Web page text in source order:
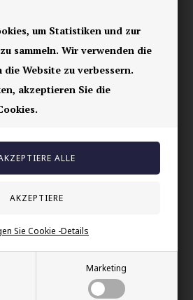
um Statistiken und zur
sammeln. Wir verwenden die
Website zu verbessern.
akzeptieren Sie die
Marketing
Sie Cookie -Details
Speichern
oder Trauring aus mattiertem
von 6 mm – geschaffen für Paare, die
mit polierten Kanten verleiht
Sie die Größe für jeden einzelnen aus.
Ring, der Liebe und Gemeinschaft